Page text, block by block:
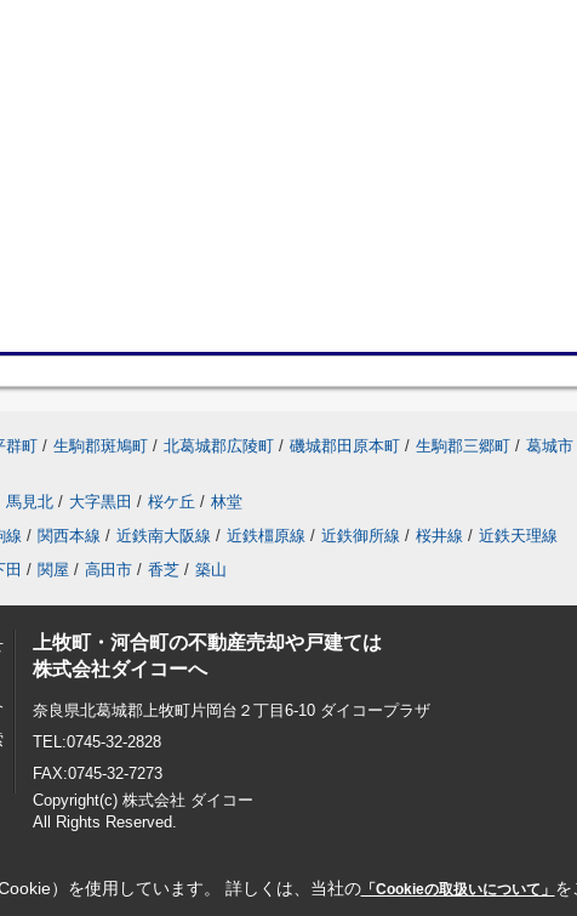
群町 / 生駒郡斑鳩町 / 北葛城郡広陵町 / 磯城郡田原本町 / 生駒郡三郷町 / 葛城市
馬見北 / 大字黒田 / 桜ケ丘 / 林堂
線 / 関西本線 / 近鉄南大阪線 / 近鉄橿原線 / 近鉄御所線 / 桜井線 / 近鉄天理線
田 / 関屋 / 高田市 / 香芝 / 築山
上牧町・河合町の不動産売却や戸建ては
株式会社ダイコーへ
奈良県北葛城郡上牧町片岡台２丁目6-10 ダイコープラザ
TEL:0745-32-2828
FAX:0745-32-7273
Copyright(c) 株式会社 ダイコー
All Rights Reserved.
）を使用しています。 詳しくは、当社の「Cookieの取扱いについて」 を